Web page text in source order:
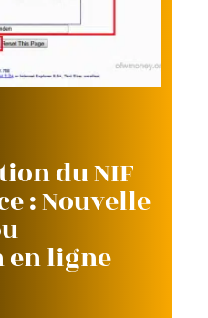
du NIF
: Nouvelle
ligne